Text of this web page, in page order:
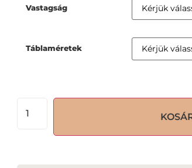
Vastagság
Táblaméretek